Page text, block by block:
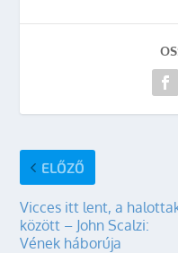
ELŐZŐ
Vicces itt lent, a
között – John Scalzi:
Vének háborúja